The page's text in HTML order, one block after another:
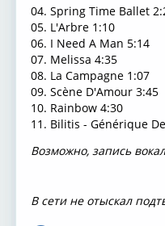
04. Spring Time Ballet
05. L'Arbre 1:10
06. I Need A Man 5:14
07. Melissa 4:35
08. La Campagne 1:07
09. Scène D'Amour 3:45
10. Rainbow 4:30
11. Bilitis - Générique
Возможно, запись
В сети не отыскал